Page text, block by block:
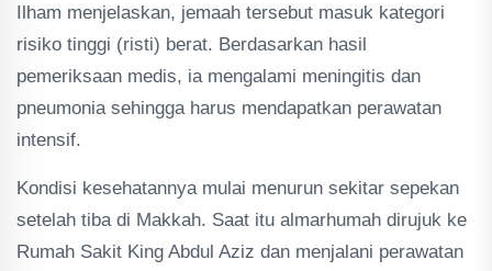
Ilham menjelaskan, jemaah tersebut masuk kategori
risiko tinggi (risti) berat. Berdasarkan hasil
pemeriksaan medis, ia mengalami meningitis dan
pneumonia sehingga harus mendapatkan perawatan
intensif.
Kondisi kesehatannya mulai menurun sekitar sepekan
setelah tiba di Makkah. Saat itu almarhumah dirujuk ke
Rumah Sakit King Abdul Aziz dan menjalani perawatan